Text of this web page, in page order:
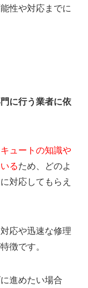
性や対応までに
に行う業者に依
ュートの知識や
るため、
どのよ
対応してもらえ
応や迅速な修理
徴です。
進めたい場合